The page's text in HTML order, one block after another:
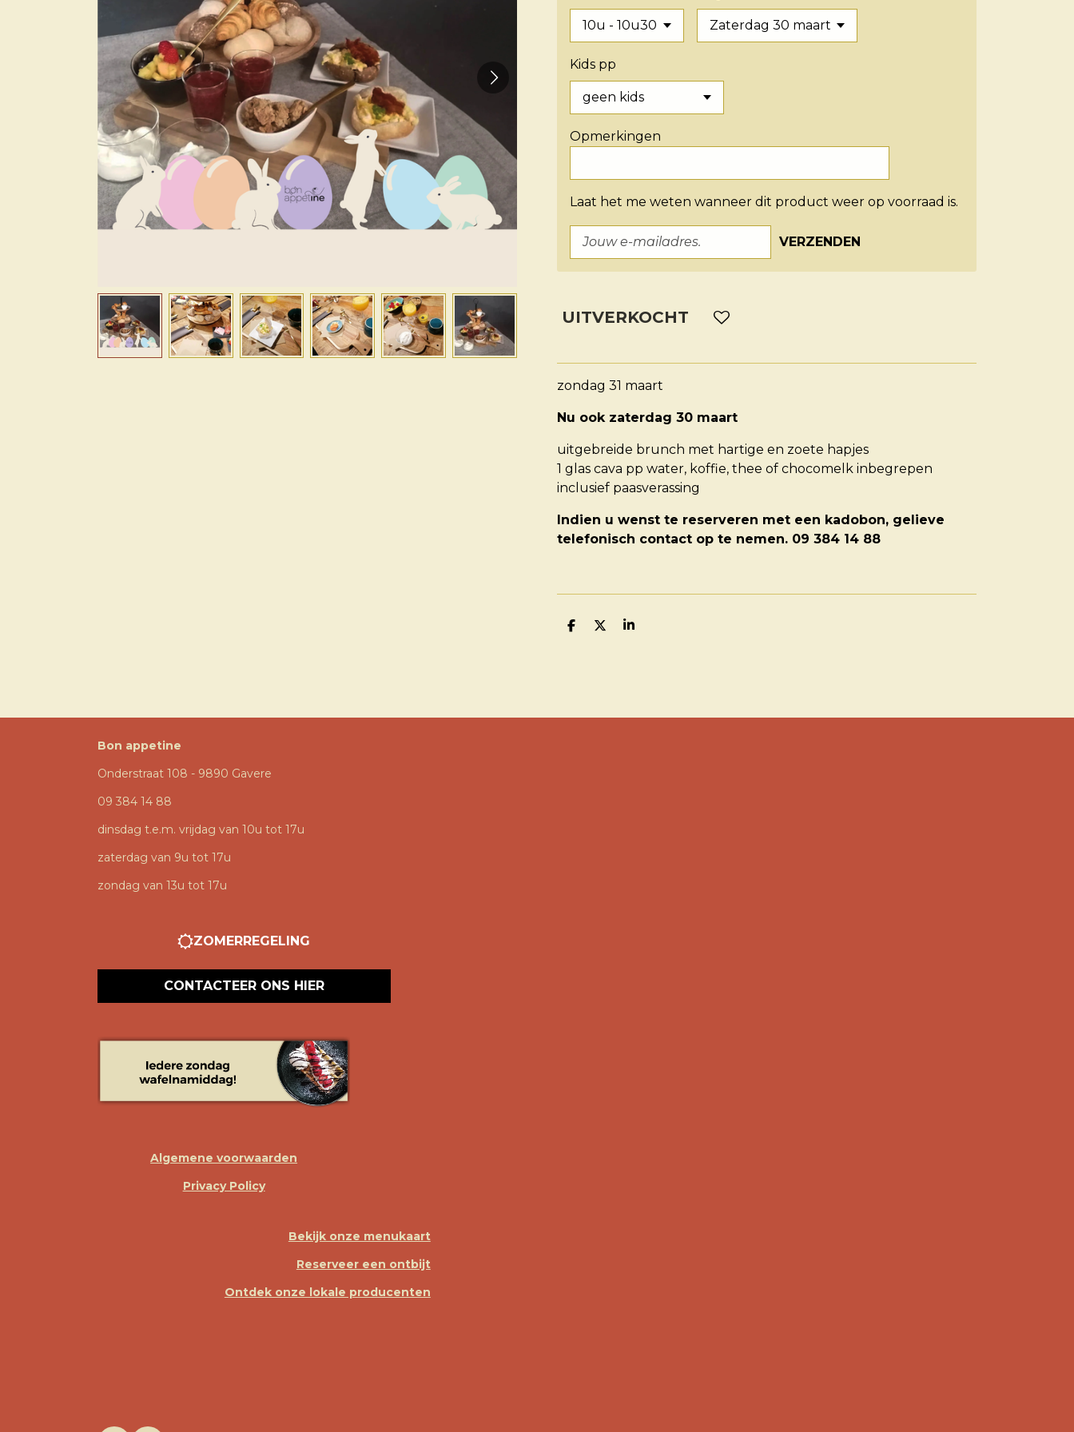
Kids pp
Opmerkingen
Laat het me weten wanneer dit product weer op voorraad is.
VERZENDEN
UITVERKOCHT
zondag 31 maart
Nu ook zaterdag 30 maart
uitgebreide brunch met hartige en zoete hapjes
1 glas cava pp water, koffie, thee of chocomelk inbegrepen
inclusief paasverassing
Indien u wenst te reserveren met een kadobon, gelieve
telefonisch contact op te nemen. 09 384 14 88
D
D
S
Bon appetine
Onderstraat 108 - 9890 Gavere
09 384 14 88
dinsdag t.e.m. vrijdag van 10u tot 17u
zaterdag van 9u tot 17u
zondag van 13u tot 17u
ZOMERREGELING
CONTACTEER ONS HIER
Algemene voorwaarden
Privacy Policy
Bekijk onze menukaart
Reserveer een ontbijt
Ontdek onze lokale producenten